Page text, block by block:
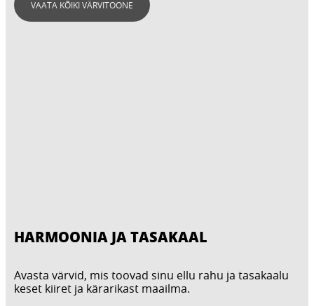
VAATA KÕIKI VÄRVITOONE
HARMOONIA JA TASAKAAL
Avasta värvid, mis toovad sinu ellu rahu ja tasakaalu
keset kiiret ja kärarikast maailma.